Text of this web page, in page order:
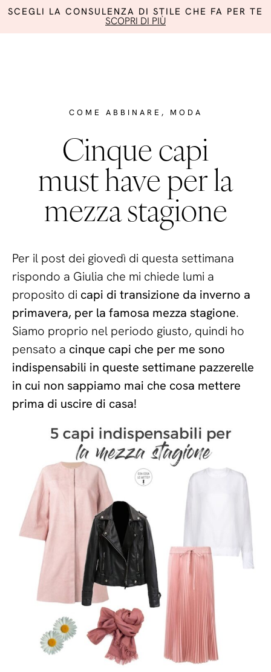
SCEGLI LA CONSULENZA DI STILE CHE FA PER TE
SCOPRI DI PIÙ
COME ABBINARE , MODA
Cinque capi
must have per la
mezza stagione
Per il post dei giovedì di questa settimana
rispondo a Giulia che mi chiede lumi a
proposito di capi di transizione da inverno a
primavera, per la famosa mezza stagione.
Siamo proprio nel periodo giusto, quindi ho
pensato a cinque capi che per me sono
indispensabili in queste settimane pazzerelle
in cui non sappiamo mai che cosa mettere
prima di uscire di casa!